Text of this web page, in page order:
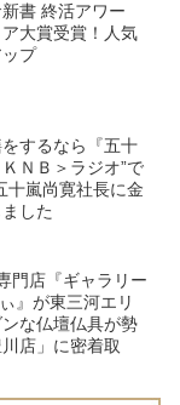
書 終活アワー
大賞受賞！人気
プ
するなら『五十
ＮＢ＞ラジオ”で
十嵐尚寛社長に金
した
門店『ギャラリー
』が東三河エリ
な仏壇仏具が勢
店」に密着取